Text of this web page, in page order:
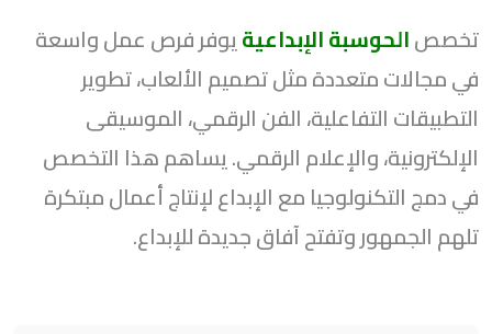
تخصصالحوسبة الإبداعيةيوفر فرص عمل واسعة
في مجالات متعددة مثل تصميم الألعاب، تطوير
التطبيقات التفاعلية، الفن الرقمي، الموسيقى
الإلكترونية، والإعلام الرقمي. يساهم هذا التخصص
في دمج التكنولوجيا مع الإبداع لإنتاج أعمال مبتكرة
تلهم الجمهور وتفتح آفاق جديدة للإبداع.